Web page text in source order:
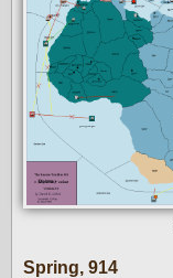
Spring, 914